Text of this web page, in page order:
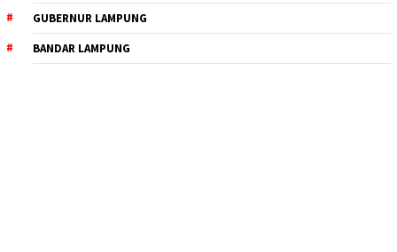
GUBERNUR LAMPUNG
BANDAR LAMPUNG